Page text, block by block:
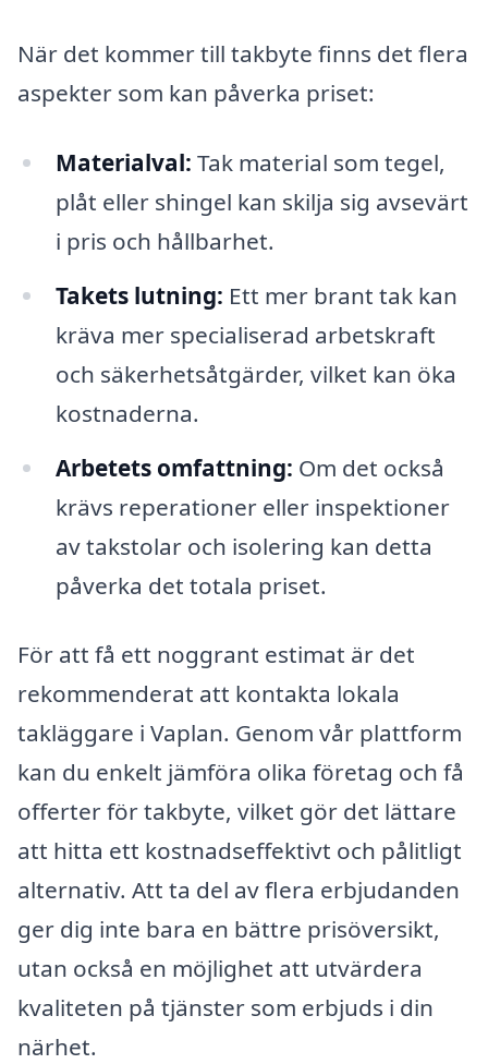
När det kommer till takbyte finns det flera
aspekter som kan påverka priset:
Materialval: Tak material som tegel,
plåt eller shingel kan skilja sig avsevärt
i pris och hållbarhet.
Takets lutning: Ett mer brant tak kan
kräva mer specialiserad arbetskraft
och säkerhetsåtgärder, vilket kan öka
kostnaderna.
Arbetets omfattning: Om det också
krävs reperationer eller inspektioner
av takstolar och isolering kan detta
påverka det totala priset.
För att få ett noggrant estimat är det
rekommenderat att kontakta lokala
takläggare i Vaplan. Genom vår plattform
kan du enkelt jämföra olika företag och få
offerter för takbyte, vilket gör det lättare
att hitta ett kostnadseffektivt och pålitligt
alternativ. Att ta del av flera erbjudanden
ger dig inte bara en bättre prisöversikt,
utan också en möjlighet att utvärdera
kvaliteten på tjänster som erbjuds i din
närhet.